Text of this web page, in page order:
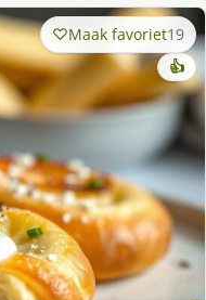
Maak favoriet19
👍